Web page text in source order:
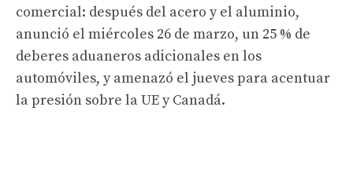
comercial: después del acero y el aluminio,
anunció el miércoles 26 de marzo, un 25 % de
deberes aduaneros adicionales en los
automóviles, y amenazó el jueves para acentuar
la presión sobre la UE y Canadá.